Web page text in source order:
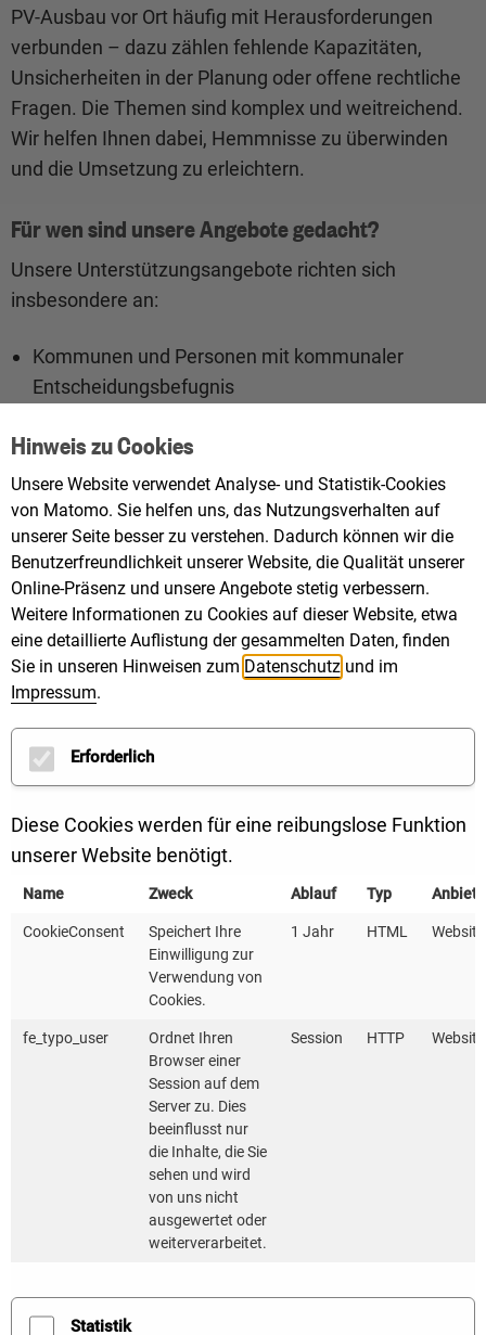
PV-Ausbau vor Ort häufig mit Herausforderungen
verbunden – dazu zählen fehlende Kapazitäten,
Unsicherheiten in der Planung oder offene rechtliche
Fragen. Die Themen sind komplex und weitreichend.
Wir helfen Ihnen dabei, Hemmnisse zu überwinden
und die Umsetzung zu erleichtern.
Für wen sind unsere Angebote gedacht?
Unsere Unterstützungsangebote richten sich
insbesondere an:
Kommunen und Personen mit kommunaler
Entscheidungsbefugnis
Energiebeauftragte
Regionale Klimaschutz- und Energieagenturen
Alle weiteren Photovoltaik-Akteure in Baden-
Württemberg
Wie können Sie uns erreichen?
Sie haben Fragen zum Thema Photovoltaik in Ihrer
Kontaktieren Sie uns – wir beraten Sie gerne!
Natürlich kostenlos und neutral.
Tamara Fischer
Erneuerbare
Energien
Dietmar Miller
Erneuerbare
Hinweis zu Cookies
Unsere Website verwendet Analyse- und Statistik-Cookies
von Matomo. Sie helfen uns, das Nutzungsverhalten auf
unserer Seite besser zu verstehen. Dadurch können wir die
Benutzerfreundlichkeit unserer Website, die Qualität unserer
Online-Präsenz und unsere Angebote stetig verbessern.
Weitere Informationen zu Cookies auf dieser Website, etwa
eine detaillierte Auflistung der gesammelten Daten, finden
Sie in unseren Hinweisen zum Datenschutz und im
Impressum.
Erforderlich
Diese Cookies werden für eine reibungslose Funktion
unserer Website benötigt.
Name Zweck Ablauf Typ
CookieConsent
Speichert Ihre
Einwilligung zur
Verwendung von
Cookies.
1 Jahr HTML Website
fe_typo_user
Ordnet Ihren
Browser einer
Session auf dem
Server zu. Dies
beeinflusst nur
die Inhalte, die Sie
sehen und wird
von uns nicht
ausgewertet oder
weiterverarbeitet.
Session HTTP Website
Statistik